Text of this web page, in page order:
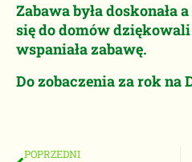
Zabawa była doskonała
się do domów
wspaniała zabawę.
Do zobaczenia za rok na
POPRZEDNI